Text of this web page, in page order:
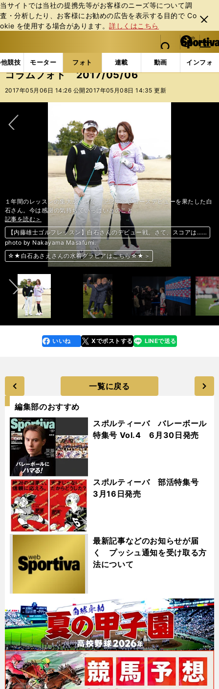
当サイトでは当社の提携先等がお客様のニーズ等について調
査・分析したり、お客様にお勧めの広告を表⽰する⽬的で Co
okie を使⽤する場合があります。詳しくはこちら
閉じ
る
web Sportiva (webスポルティーバ)
検索
マイペ
ー
ジ
メニュ
競技 モーター フォト 連載 動画 インフォ
b
ス
ポ
ル
ー
バ
フォトギャラリー コラムフォト コラムフォト
コラムフォト 2017/05/06
2017年05月06日 14:26 公開 2017年05月08日 14:35 更新
１年間のレッスンの集大成として、記念すべきコースデビューを果たした白
石さん。今は感謝の気持ちでいっぱいとのこと
記事を読む＞
【内藤雄士ゴルフレッスン】白石さんのデビュー戦。さて、スコアは……
photo by Nakayama Masafumi.
☆★白石あさえさんの水着グラビアはこちら☆★＞
記事を読む＞
VVVフェンロを２部優勝させて、コーチ藤田俊哉がしみじみ思うこと
記事を読む＞
酒井高徳が語るブンデス残留争い。名門キャプテンとしての重責と試練
記事を読む＞
強いのに、ここ一番で勝てないレッズの「勝負弱さ」をどうしたものか
記事を読む＞
大波乱続出のNHKマイル。今年はこの４頭が「高配当」を運んでくる
記事を読む＞
【内藤雄士ゴルフレッスン】白石さんのデビュー戦。さて、スコアは……
☆★白石あさえさんの水着グラビアはこちら☆★＞
記事を読む＞
【内藤雄士ゴルフレッスン】白石さんのデビュー戦。さて、スコアは……
☆★白石あさえさんの水着グラビアはこちら☆★＞
記事を読む＞
【内藤雄士ゴルフレッスン】白石さんのデビュー戦。さて、スコアは……
☆★白石あさえさんの水着グラビアはこちら☆★＞
前へ
faceboo
k
いいね Xでポストする
line LINEで送る
一覧に戻る
編集部のおすすめ
スポルティーバ バレーボール
特集号 Vol.4 6月30日発売
スポルティーバ 部活特集号
3月16日発売
最新記事などのお知らせが届
く プッシュ通知を受け取る方
法について